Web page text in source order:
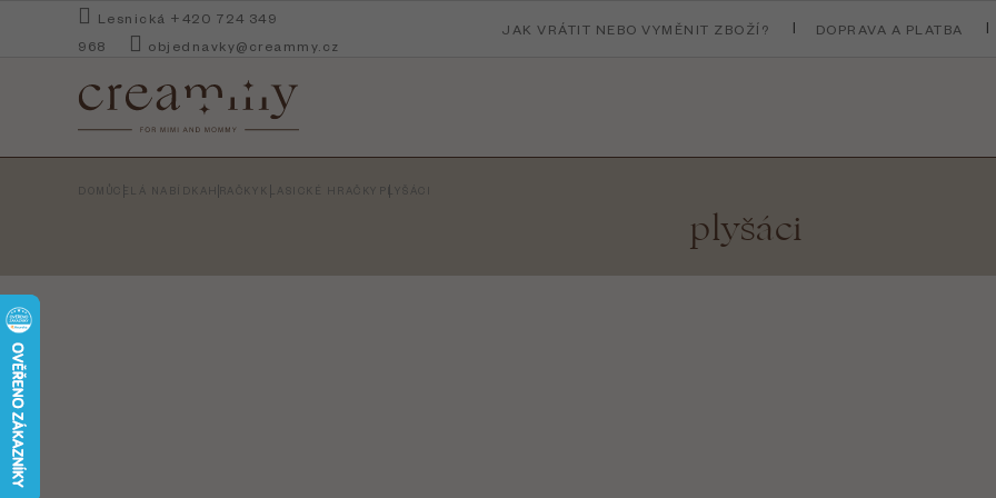
Lesnická +420 724 349
968
objednavky@creammy.cz
JAK VRÁTIT NEBO VYMĚNIT ZBOŽÍ? DOPRAVA A PLATBA
DOMŮCELÁ NABÍDKA HRAČKY KLASICKÉ HRAČKY PLYŠÁCI
plyšáci